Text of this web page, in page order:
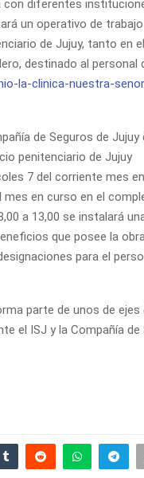
diferentes
un operativo de
de Jujuy, tanto en
destinado al personal
de Seguros de
penitenciario de Jujuy
7 del corriente mes
en curso en el
a 13,00 se instalará
que posee la
para el
parte de unos de
el ISJ y la Compañía